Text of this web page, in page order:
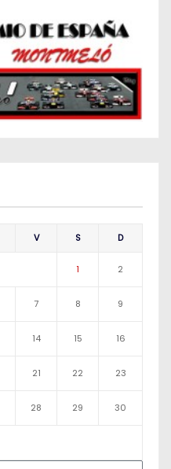
V S D
1 2
7 8 9
14 15 16
21 22 23
28 29 30